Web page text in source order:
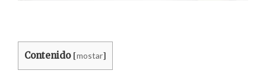
Contenido [mostar]